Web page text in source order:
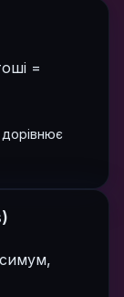
=
дорівнює